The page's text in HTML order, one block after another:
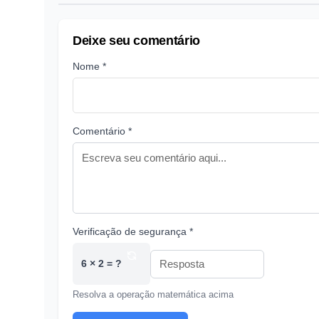
Deixe seu comentário
Nome *
Comentário *
Verificação de segurança *
6 × 2 = ?
Resolva a operação matemática acima